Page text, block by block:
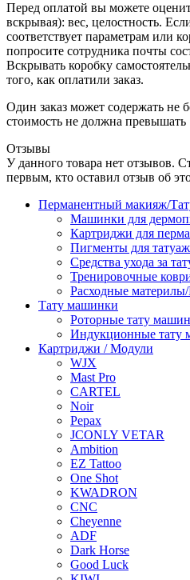
Перед оплатой вы можете
вскрывая): вес, целостность.
соответствует параметрам или
попросите сотрудника почты
Вскрывать коробку
того, как оплатили заказ.
Один заказ может содержать не
стоимость не должна превышать
Отзывы
У данного товара нет отзывов.
первым, кто оставил отзыв об
Перманентный макияж/
Машинки для
Картриджи для
Пигменты для
Средства ухода за
Тренировочные
Расходные
Тату машинки
Роторные тату
Индукционные тату
Картриджи / Модули
WJX
Mast Pro
CARTEL
Noir
Pepax
JCONLY VETAR
Ambition
EZ Tattoo
One Shot
KWADRON
CNC
Cheyenne
ADF
Dark Horse
Good Luck